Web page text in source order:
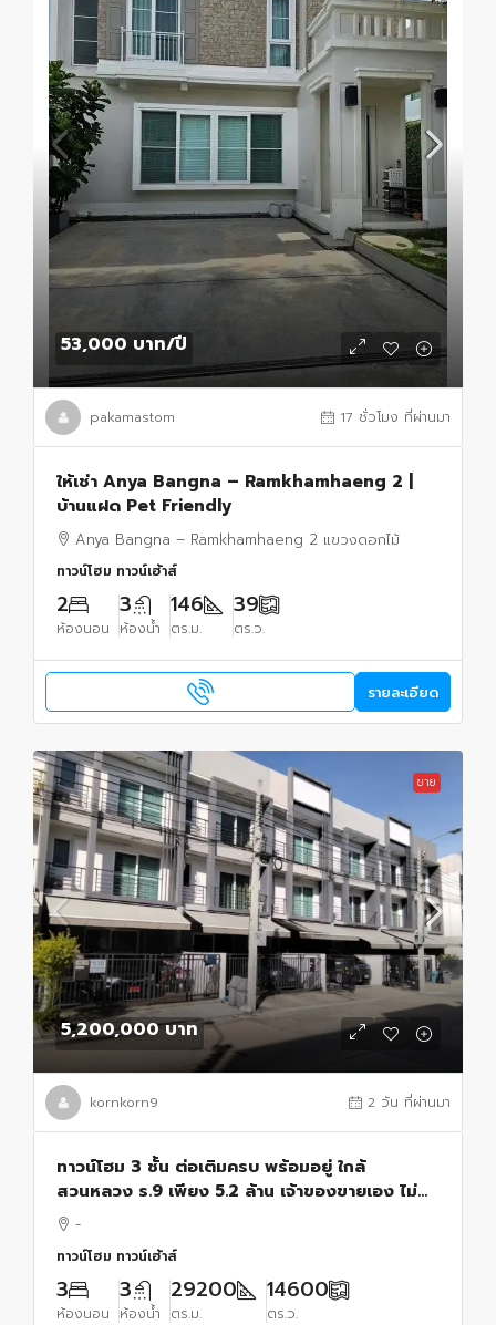
53,000 บาท/ปี
pakamastom 17 ชั่วโมง ที่ผ่านมา
ให้เช่า Anya Bangna – Ramkhamhaeng 2 |
บ้านแฝด Pet Friendly
Anya Bangna – Ramkhamhaeng 2 แขวงดอกไม้
ทาวน์โฮม ทาวน์เฮ้าส์
2
ห้องนอน
3
ห้องน้ำ
146
ตร.ม.
39
ตร.ว.
รายละเอียด
ขาย
5,200,000 บาท
kornkorn9 2 วัน ที่ผ่านมา
ทาวน์โฮม 3 ชั้น ต่อเติมครบ พร้อมอยู่ ใกล้
สวนหลวง ร.9 เพียง 5.2 ล้าน เจ้าของขายเอง ไม่
ผ่านนายหน้า ต่อรองได้
-
ทาวน์โฮม ทาวน์เฮ้าส์
3
ห้องนอน
3
ห้องน้ำ
29200
ตร.ม.
14600
ตร.ว.